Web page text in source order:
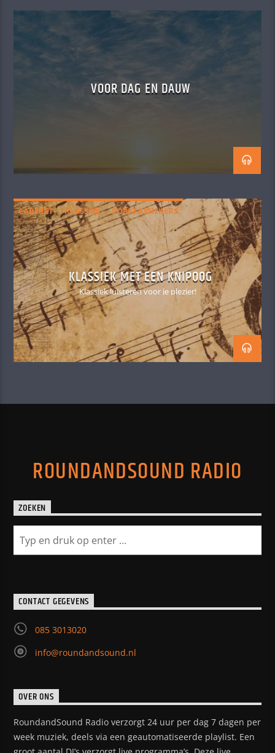
VOOR DAG EN DAUW
CABERET KLASSIEK POPKLASSIEKERS
KLASSIEK MET EEN KNIPOOG
Klassiek luisteren voor je plezier!
ROUNDANDSOUND RADIO
ZOEKEN
CONTACT GEGEVENS
085 3013020
info@roundandsound.nl
OVER ONS
RoundandSound Radio verzorgt 24 uur per dag 7 dagen per
week muziek, deels via een geautomatiseerde playlist. Een